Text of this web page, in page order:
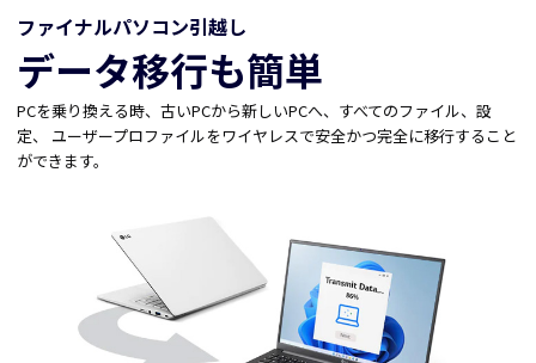
ファイナルパソコン引越し
データ移行も簡単
PCを乗り換える時、古いPCから新しいPCへ、すべてのファイル、設
定、 ユーザープロファイルをワイヤレスで安全かつ完全に移行すること
ができます。